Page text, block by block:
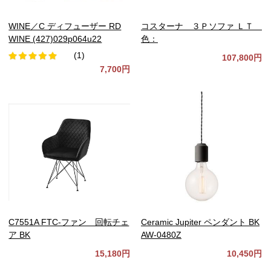
WINE／C ディフューザー RD
WINE (427)029p064u22
(1)
7,700円
コスターナ ３Ｐソファ ＬＴ
色：
107,800円
C7551A FTC-ファン 回転チェ
ア BK
15,180円
Ceramic Jupiter ペンダント BK
AW-0480Z
10,450円